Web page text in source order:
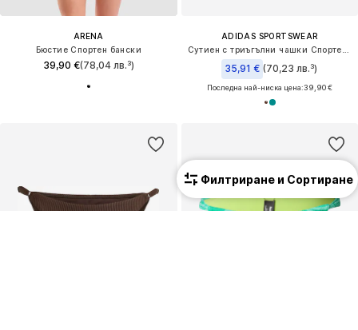
ARENA
Бюстие Спортен бански
39,90 €(78,04 лв.³)
ADIDAS SPORTSWEAR
35,91 € (70,23 лв.³)
Последна най-ниска цена:39,90 €
Филтриране и Сортиране